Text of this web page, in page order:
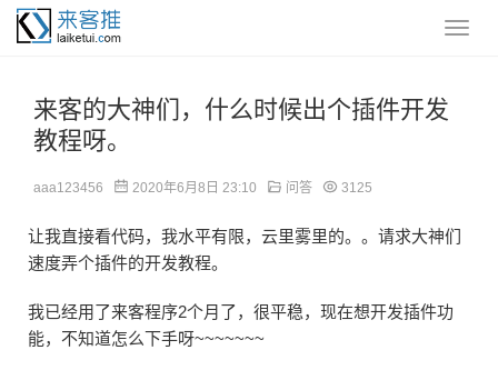
来客的大神们，什么时候出个插件开发
教程呀。
aaa123456 2020年6月8日 23:10 问答 3125
让我直接看代码，我水平有限，云里雾里的。。请求大神们
速度弄个插件的开发教程。
我已经用了来客程序2个月了，很平稳，现在想开发插件功
能，不知道怎么下手呀~~~~~~~